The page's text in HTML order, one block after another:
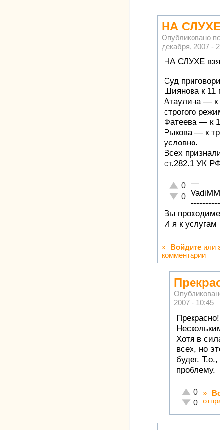
НА
Опубликовано
декабря, 2007 -
НА СЛУХЕ
Суд
Шиянова к 11
Атаулина — к
строгого
Фатеева — к
Рыкова — к
условно.
Всех
ст.282.1 УК
Отлично!
0
Неадекватно!
0
—
VadiMM
Вы
И я к
» Войдите или
комментарии
2007 - 10:45
Прекрасно!
Хотя в
всех, но
будет.
проблему.
Отлично!
0
0
»